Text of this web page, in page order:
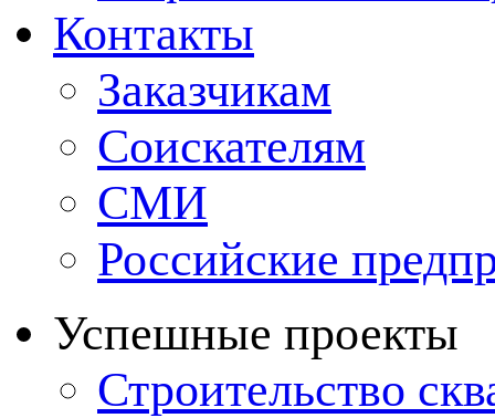
Контакты
Заказчикам
Соискателям
СМИ
Российские
Успешные проекты
Строительство